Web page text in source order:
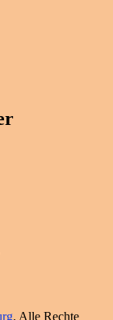
. Alle Rechte